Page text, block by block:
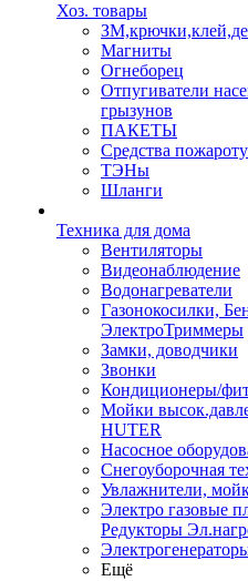
Хоз. товары
Магниты
Огнеборец
Отпугиватели
грызунов
ПАКЕТЫ
Средства
ТЭНы
Шланги
Техника для дома
Вентиляторы
Видеонаблюдение
Водонагреватели
Газонокосилки,
ЭлектроТриммеры
Замки, доводчики
Звонки
Кондиционеры/
Мойки
HUTER
Насосное
Снегоуборочная
Увлажнители,
Электро газовые
Редукторы
Ещё